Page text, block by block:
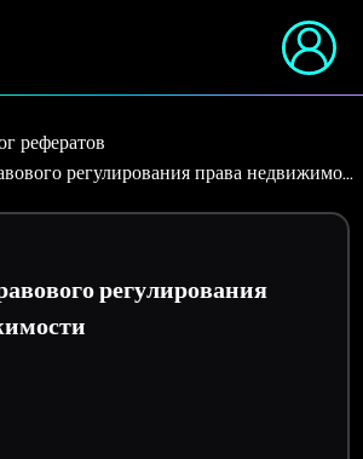
рефератов
регулирования права недвижимо…
регулирования